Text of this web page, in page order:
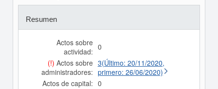
Resumen
Actos sobre
actividad: 0
(!) Actos sobre
administradores:
3(Último: 20/11/2020,
primero: 26/06/2020)
Actos de capital: 0